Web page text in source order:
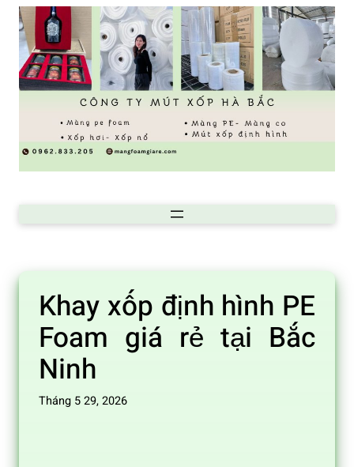
Chuyển
đến
phần
nội
dung
Khay xốp định hình PE
Foam giá rẻ tại Bắc
Ninh
Tháng 5 29, 2026